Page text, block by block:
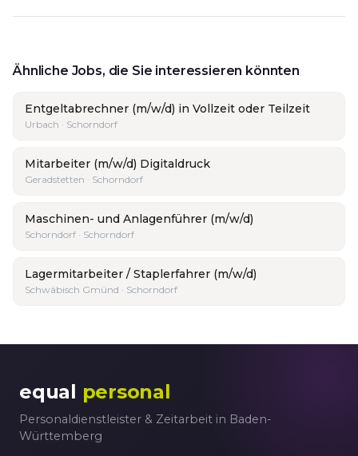
Ähnliche Jobs, die Sie interessieren könnten
Entgeltabrechner (m/w/d) in Vollzeit oder Teilzeit
Urbach · Schorndorf
Mitarbeiter (m/w/d) Digitaldruck
Geradstetten · Schorndorf
Maschinen- und Anlagenführer (m/w/d)
Schorndorf · Schorndorf
Lagermitarbeiter / Staplerfahrer (m/w/d)
Schwäbisch Gmünd · Schorndorf
equal personal
Personaldienstleister & Zeitarbeit in Baden-
Württemberg